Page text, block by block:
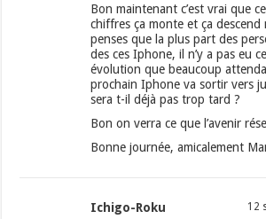
Bon maintenant c’est vrai que
chiffres ça monte et ça descend
penses que la plus part des
des ces Iphone, il n’y a pas eu
évolution que beaucoup
prochain Iphone va sortir vers
sera t-il déjà pas trop tard ?
Bon on verra ce que l’avenir
Bonne journée, amicalement
Ichigo-Roku 12